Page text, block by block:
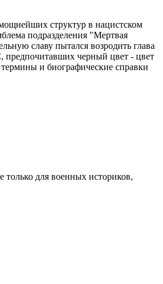
структур в нацистском
подразделения "Мертвая
славу пытался возродить глава
предпочитавших черный цвет - цвет
и биографические справки
для военных историков,